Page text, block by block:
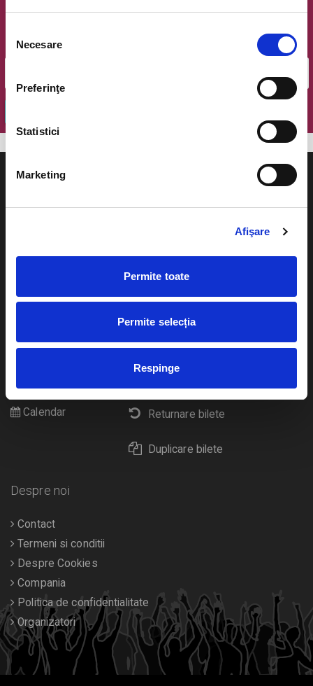
consimțământului
Necesare
Preferinţe
Statistici
Marketing
Afişare
Permite toate
Permite selecția
Respinge
Oferte exclusive si o editie saptamanala cu cele mai noi
Email
Cum comand bilete?
eBilet printat acasa
Returnare bilete
Duplicare bilete
festivaluri
Pentru copii
Diverse
Calendar
Despre noi
Contact
Termeni si conditii
Despre Cookies
Compania
Politica de confidentialitate
Organizatori